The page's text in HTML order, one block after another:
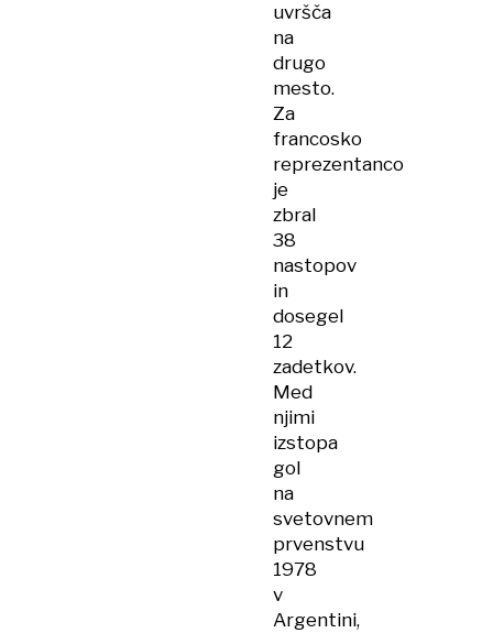
uvršča
na
drugo
mesto.
Za
francosko
reprezentanco
je
zbral
38
nastopov
in
dosegel
12
zadetkov.
Med
njimi
izstopa
gol
na
svetovnem
prvenstvu
1978
v
Argentini,